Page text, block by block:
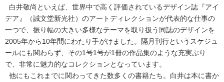
白井敬尚といえば、世界中で高く評価されているデザイン誌『アイ
デア』（誠文堂新光社）のアートディレクションが代表的な仕事の
一つで、振り幅の大きい多様なテーマを取り扱う同誌のデザインを
2005年から10年間にわたり手がけました。隔月刊行というスケジュ
ールにも関わらず、その1号1号が1冊の作品集のような充実ぶり
で、非常に魅力的なコレクションとなっています。
他にもこれまでに関わってきた数多くの書籍たち。白井は本に書か